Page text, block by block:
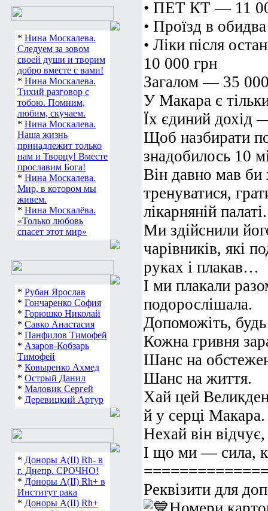
* Нина Москалева.
Следуем за зовом
своей души и творим
добро вместе с вами!
* Нина Москалева.
Тихий разговор с
тобою. Помним,
любим, скучаем.
* Нина Москалева.
Наша жизнь
принадлежит только
нам и Творцу! Вместе
прославим Бога!
* Нина Москалева.
Мир, в котором мы
живем.
* Нина Москалёва.
«Только любовь
спасет этот мир»
* Рубан Ярослав
* Гончаренко София
* Горюшко Николай
* Савко Анастасия
* Панфилов Тимофей
* Азаров-Кобзарь
Тимофей
* Ковыренко Ахмед
* Острый Данил
* Маловик Сергей
* Деревицкий Артур
* Доноры А(ІІ) Rh- в
г. Днепр. СРОЧНО!
* Доноры А(ІІ) Rh+ в
Институт рака
* Доноры А(ІІ) Rh+
• ПЕТ КТ — 11
• Проїзд в
• Ліки після
10 000 грн
Загалом — 35
У Макара є
Їх єдиний дохід
Щоб назбирати
знадобилось 10
Він давно мав би
тренуватися,
лікарняній палаті.
Ми здійснили
чарівників, які
руках і плакав…
І ми плакали
подорослішала.
Допоможіть,
Кожна гривня
Шанс на
Шанс на життя.
Хай цей
й у серці Макара.
Нехай він
І що ми — сила,
Реквізити для